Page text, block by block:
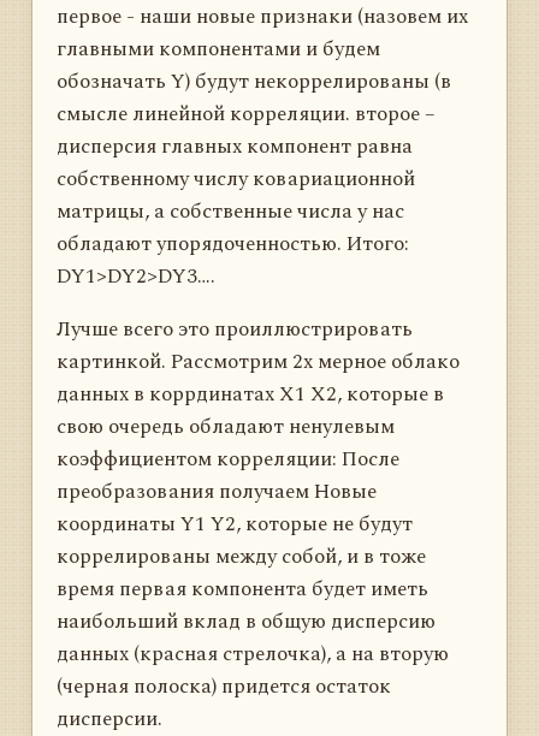
первое - наши новые признаки (назовем их
главными компонентами и будем
обозначать Y) будут некоррелированы (в
смысле линейной корреляции. второе –
дисперсия главных компонент равна
собственному числу ковариационной
матрицы, а собственные числа у нас
обладают упорядоченностью. Итого:
DY1>DY2>DY3….
Лучше всего это проиллюстрировать
картинкой. Рассмотрим 2х мерное облако
данных в коррдинатах X1 X2, которые в
свою очередь обладают ненулевым
коэффициентом корреляции: После
преобразования получаем Новые
координаты Y1 Y2, которые не будут
коррелированы между собой, и в тоже
время первая компонента будет иметь
наибольший вклад в общую дисперсию
данных (красная стрелочка), а на вторую
(черная полоска) придется остаток
дисперсии.